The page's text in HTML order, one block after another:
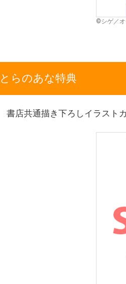
©シゲ／
とらのあな特典
書店共通描き下ろしイラスト